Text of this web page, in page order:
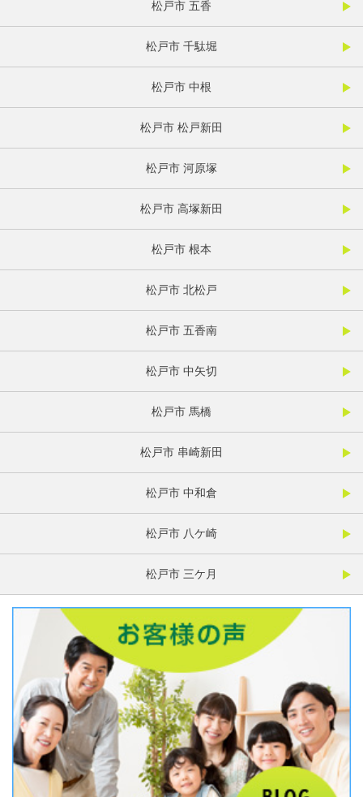
松戸市 五香
松戸市 千駄堀
松戸市 中根
松戸市 松戸新田
松戸市 河原塚
松戸市 高塚新田
松戸市 根本
松戸市 北松戸
松戸市 五香南
松戸市 中矢切
松戸市 馬橋
松戸市 串崎新田
松戸市 中和倉
松戸市 八ケ崎
松戸市 三ケ月